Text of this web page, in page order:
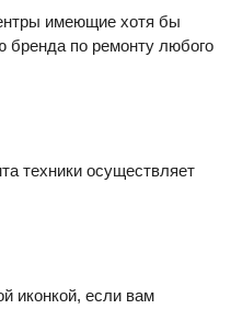
имеющие хотя бы
бренда по ремонту любого
техники осуществляет
иконкой, если вам